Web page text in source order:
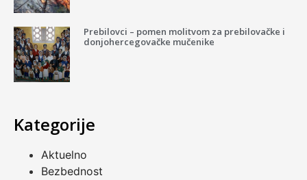
Prebilovci – pomen molitvom za prebilovačke i
donjohercegovačke mučenike
Kategorije
Aktuelno
Bezbednost